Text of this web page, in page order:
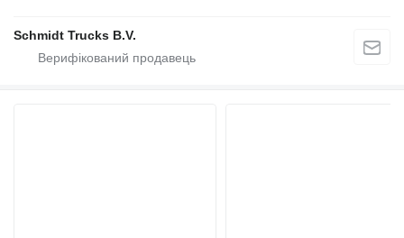
Schmidt Trucks B.V.